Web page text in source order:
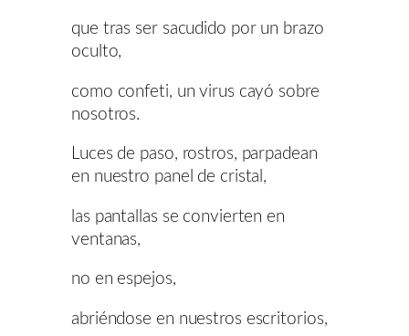
que tras ser sacudido por un brazo
oculto,
como confeti, un virus cayó sobre
nosotros.
Luces de paso, rostros, parpadean
en nuestro panel de cristal,
las pantallas se convierten en
ventanas,
no en espejos,
abriéndose en nuestros escritorios,